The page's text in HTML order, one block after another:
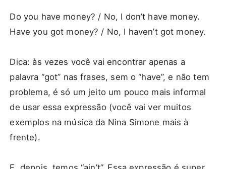
Do you have money? / No, I don’t have money.
Have you got money? / No, I haven’t got money.
Dica: às vezes você vai encontrar apenas a
palavra “got” nas frases, sem o “have”, e não tem
problema, é só um jeito um pouco mais informal
de usar essa expressão (você vai ver muitos
exemplos na música da Nina Simone mais à
frente).